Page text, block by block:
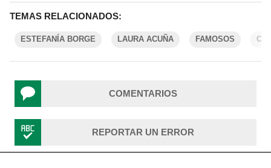
TEMAS RELACIONADOS:
ESTEFANÍA BORGE LAURA ACUÑA FAMOSOS
COMENTARIOS
REPORTAR UN ERROR